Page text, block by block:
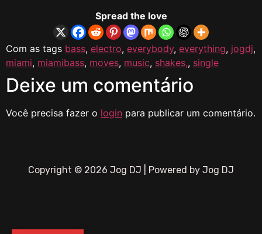
Spread the love
Com as tags bass, electro, everybody, everything, jogdj,
miami, miamibass, moves, music, shakes,, single
Deixe um comentário
Você precisa fazer o login para publicar um comentário.
Copyright © 2026 Jog DJ | Powered by Jog DJ